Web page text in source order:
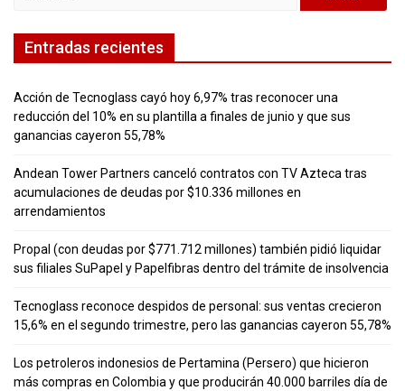
Entradas recientes
Acción de Tecnoglass cayó hoy 6,97% tras reconocer una
reducción del 10% en su plantilla a finales de junio y que sus
ganancias cayeron 55,78%
Andean Tower Partners canceló contratos con TV Azteca tras
acumulaciones de deudas por $10.336 millones en
arrendamientos
Propal (con deudas por $771.712 millones) también pidió liquidar
sus filiales SuPapel y Papelfibras dentro del trámite de insolvencia
Tecnoglass reconoce despidos de personal: sus ventas crecieron
15,6% en el segundo trimestre, pero las ganancias cayeron 55,78%
Los petroleros indonesios de Pertamina (Persero) que hicieron
más compras en Colombia y que producirán 40.000 barriles día de